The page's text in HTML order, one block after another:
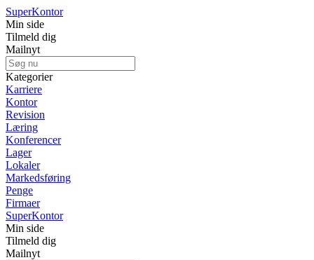
SuperKontor
Min side
Tilmeld dig
Mailnyt
Kategorier
Karriere
Kontor
Revision
Læring
Konferencer
Lager
Lokaler
Markedsføring
Penge
Firmaer
SuperKontor
Min side
Tilmeld dig
Mailnyt